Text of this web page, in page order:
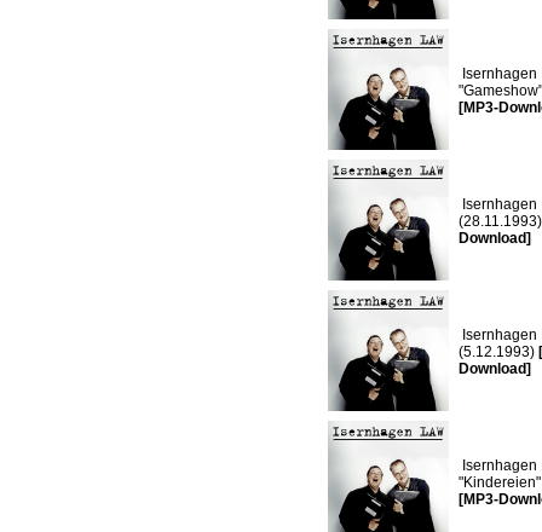
Isernhagen
[MP3-
Download]
Isernhagen
(5.12.1993)
Download]
Isernhagen
[MP3-